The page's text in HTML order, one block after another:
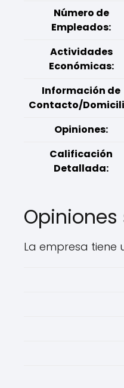
Número de
Empleados:
Actividades
Económicas:
Información de
Contacto/
Opiniones:
Calificación
Detallada:
La empresa tiene